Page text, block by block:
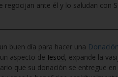
regocijan ante él y lo saludan con
buen día para hacer una Donación
aspecto de Iesod, expande la
que su donación se entregue